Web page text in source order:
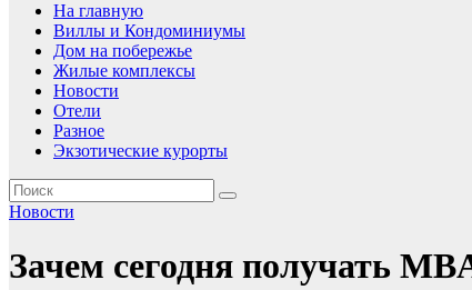
На главную
Виллы и Кондоминиумы
Дом на побережье
Жилые комплексы
Новости
Отели
Разное
Экзотические курорты
Новости
Зачем сегодня получать